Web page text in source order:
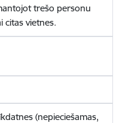
trešo personu
citas vietnes.
(nepieciešamas,